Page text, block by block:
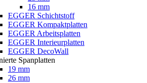
16 mm
EGGER Schichtstoff
EGGER Kompaktplatten
EGGER Arbeitsplatten
EGGER Interieurplatten
EGGER DecoWall
Spanplatten
19 mm
26 mm